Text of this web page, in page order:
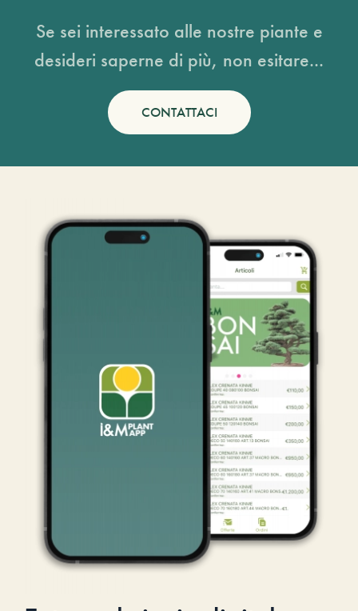
Se sei interessato alle nostre piante e
desideri saperne di più, non esitare...
CONTATTACI